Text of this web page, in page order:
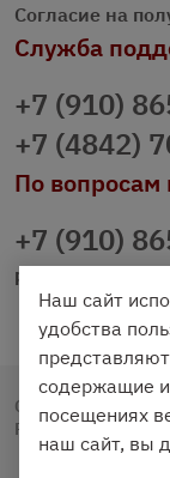
Согласие на
Служба
+7 (910)
+7 (4842)
По вопросам
+7 (910)
Copyright © 2020 -
Разработка и
Наш сайт
удобства
содержащие
посещениях
наш сайт, вы